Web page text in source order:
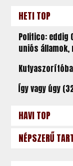
HETI TOP
Politico: eddig
uniós államok,
Így vagy úgy
HAVI TOP
NÉPSZERŰ